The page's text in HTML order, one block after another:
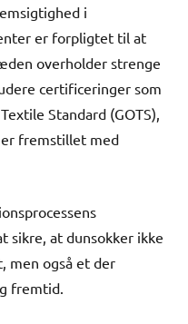
i
er forpligtet til at
overholder strenge
certificeringer som
Standard (GOTS),
fremstillet med
sikre, at dunsokker ikke
men også et der
fremtid.